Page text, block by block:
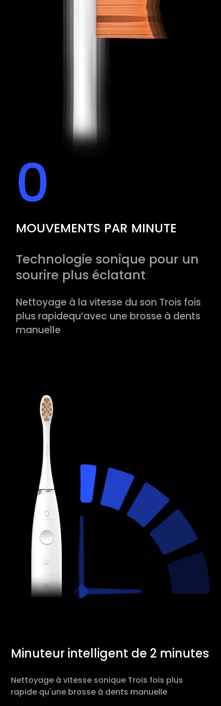
0
MOUVEMENTS PAR MINUTE
Technologie sonique pour un
sourire plus éclatant
Nettoyage à la vitesse du son Trois fois
plus rapidequ’avec une brosse à dents
manuelle
Minuteur intelligent de 2 minutes
Nettoyage à vitesse sonique Trois fois plus
rapide qu'une brosse à dents manuelle